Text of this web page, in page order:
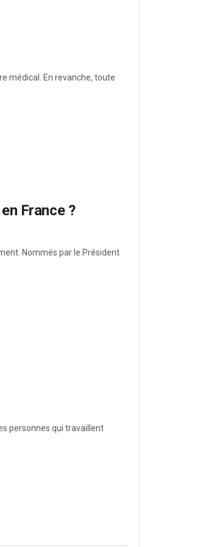
médical. En revanche, toute
France ?
Nommés par le Président
personnes qui travaillent